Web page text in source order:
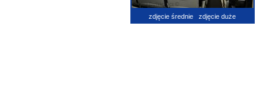
zdjęcie średnie zdjęcie duże